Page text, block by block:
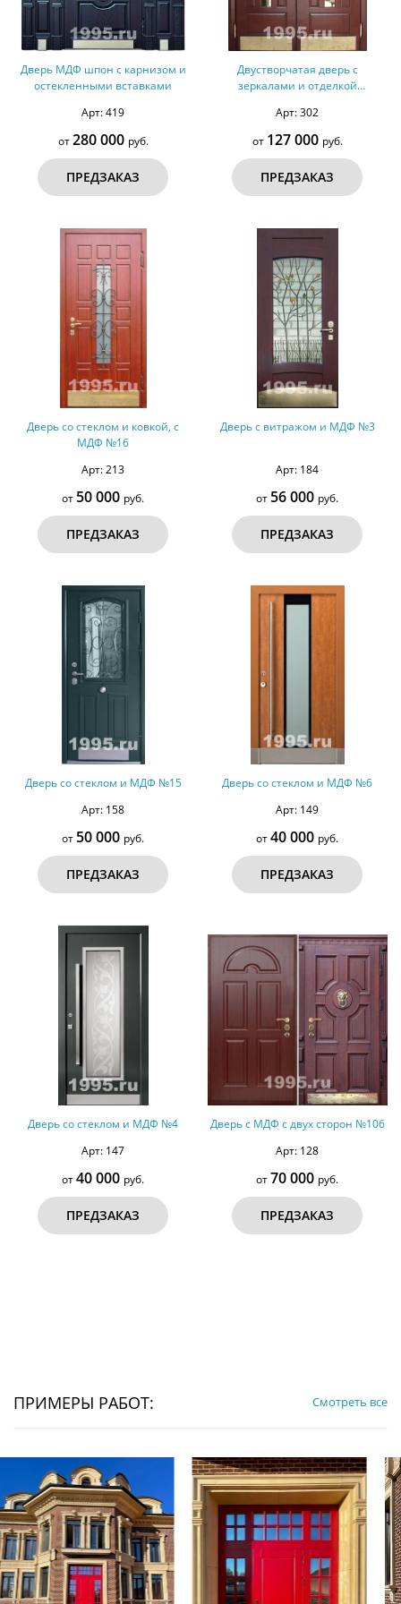
Дверь МДФ шпон с карнизом и
остекленными вставками
Арт: 419
от280 000 руб.
ПРЕДЗАКАЗ
Двустворчатая дверь с
зеркалами и отделкой
Арт: 302
от 127 000 руб.
ПРЕДЗАКАЗ
Дверь со стеклом и ковкой, с
МДФ №16
Арт: 213
от 50 000 руб.
ПРЕДЗАКАЗ
Дверь с витражом и МДФ №3
Арт: 184
от 56 000 руб.
ПРЕДЗАКАЗ
Дверь со стеклом и МДФ №15
Арт: 158
от 50 000 руб.
ПРЕДЗАКАЗ
Дверь со стеклом и МДФ №6
Арт: 149
от40 000 руб.
ПРЕДЗАКАЗ
Дверь со стеклом и МДФ №4
Арт: 147
от40 000 руб.
ПРЕДЗАКАЗ
Дверь с МДФ с двух сторон №106
Арт: 128
от70 000 руб.
ПРЕДЗАКАЗ
ПРИМЕРЫ РАБОТ: Смотреть все